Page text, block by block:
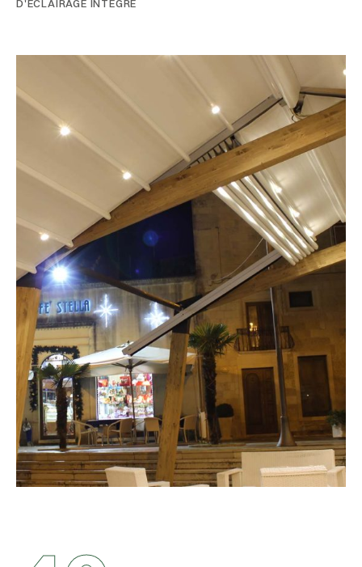
D'ÉCLAIRAGE INTÉGRÉ